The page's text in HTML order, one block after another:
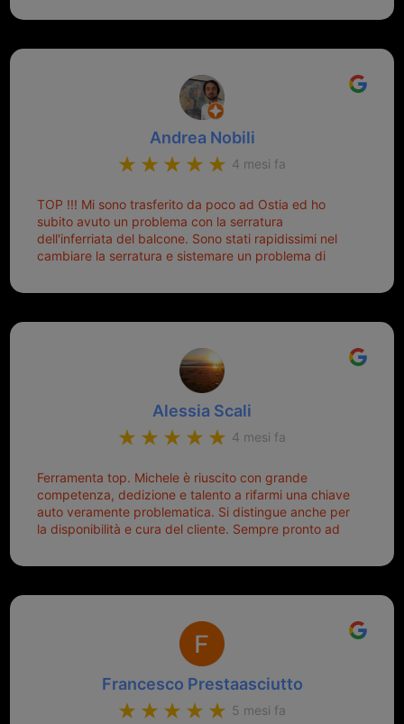
pronta per la pattumiera... Avevo passato mesi con le
il coperchietto, la chiave era fissata con un filo di
che non ti staccasse la chiave dal blocchetto e
talvolta non faceva bene il contatto nel quadro e
bisognava armeggiare un po', praticamente entrare e
mettere in moto era un terno al Lotto; ormai pensavo
di dover prendere un mutuo per ricomprarle alla
Nissan... e invece ho scoperto che la Ferramenta
tutti i tipi. Adesso che ho la mia fiammante chiave
nuova (solo la chiave, perché la macchina è rimasta
quella di prima), ogni volta che salgo in macchina, il
mio pensiero va subito a Michele perché non dover
mette di buon umore, e ti fa cominciare bene la
lo consiglio a chiunque debba duplicare una chiave
Andrea Nobili
4 mesi fa
TOP !!! Mi sono trasferito da poco ad Ostia ed ho
subito avuto un problema con la serratura
dell'inferriata del balcone. Sono stati rapidissimi nel
cambiare la serratura e sistemare un problema di
onesto evitando spese ben più esose. Competenti,
un punto di riferimento per situazioni di questo tipo
Alessia Scali
4 mesi fa
Ferramenta top. Michele è riuscito con grande
competenza, dedizione e talento a rifarmi una chiave
auto veramente problematica. Si distingue anche per
la disponibilità e cura del cliente. Sempre pronto ad
Francesco Prestaasciutto
5 mesi fa